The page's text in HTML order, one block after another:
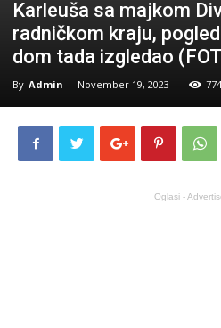
Karleuša sa majkom
radničkom kraju,
dom tada izgledao
By Admin - November 19, 2023 774
Oglasi -